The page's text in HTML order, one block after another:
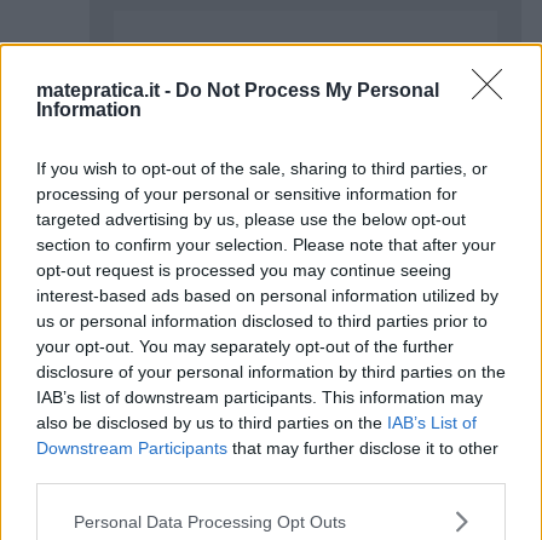
matepratica.it - Do Not Process My Personal
Information
If you wish to opt-out of the sale, sharing to third parties, or
processing of your personal or sensitive information for
targeted advertising by us, please use the below opt-out
section to confirm your selection. Please note that after your
opt-out request is processed you may continue seeing
interest-based ads based on personal information utilized by
us or personal information disclosed to third parties prior to
your opt-out. You may separately opt-out of the further
disclosure of your personal information by third parties on the
IAB’s list of downstream participants. This information may
also be disclosed by us to third parties on the IAB’s List of
Downstream Participants that may further disclose it to other
Please note that this website/app uses one or more Google
Personal Data Processing Opt Outs
qualcuno potrebbe spiegarmi meglio
che succede? cosa succede
su dall’ascensore?
grazie mille.
Rispondi
nicolaha detto:
14 Gennaio 2017 alle 17:17
va verso il basso